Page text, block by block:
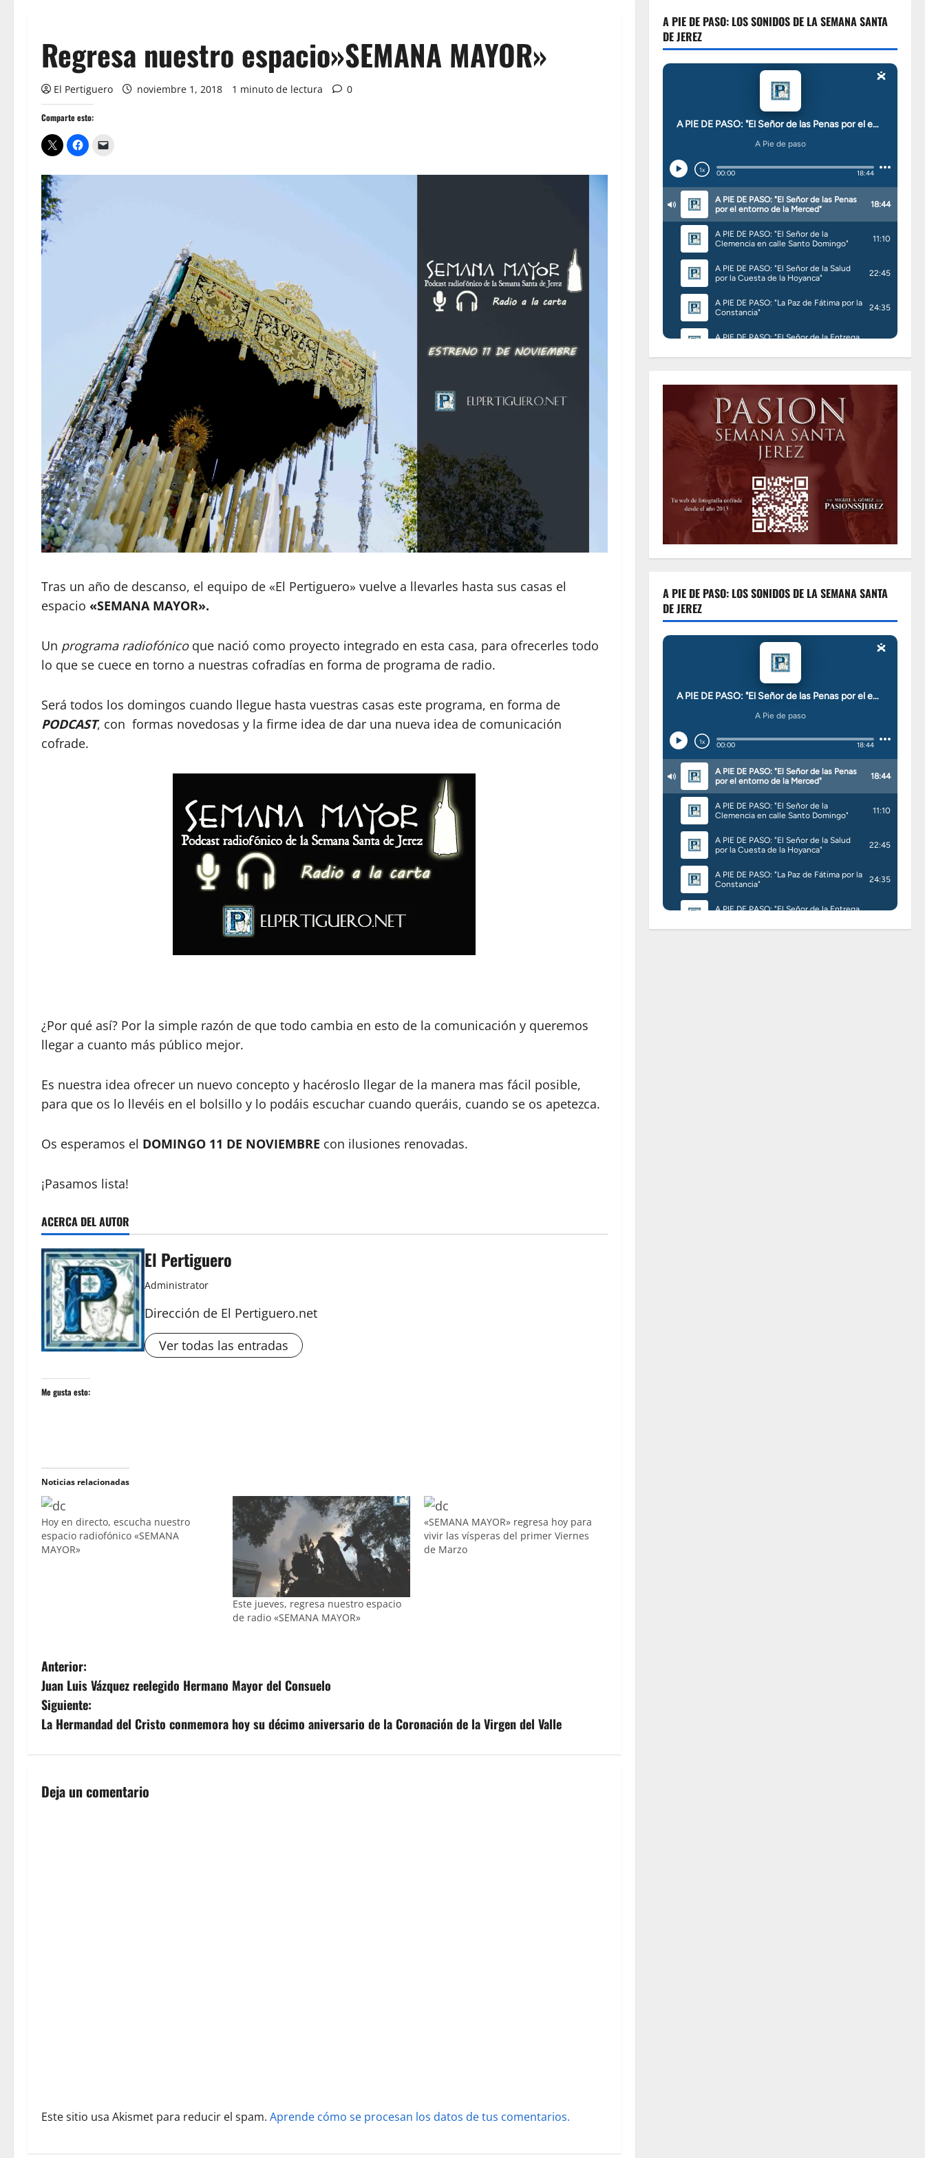
Regresa nuestro espacio»SEMANA MAYOR»
El Pertiguero noviembre 1, 2018 1 minuto de lectura 0
Comparte esto:
Tras un año de descanso, el equipo de «El Pertiguero» vuelve a llevarles hasta sus casas el
espacio «SEMANA MAYOR».
Un programa radiofónicoque nació como proyecto integrado en esta casa, para ofrecerles todo
lo que se cuece en torno a nuestras cofradías en forma de programa de radio.
Será todos los domingos cuando llegue hasta vuestras casas este programa, en forma de
PODCAST, con formas novedosas y la firme idea de dar una nueva idea de comunicación
cofrade.
¿Por qué así? Por la simple razón de que todo cambia en esto de la comunicación y queremos
llegar a cuanto más público mejor.
Es nuestra idea ofrecer un nuevo concepto y hacéroslo llegar de la manera mas fácil posible,
para que os lo llevéis en el bolsillo y lo podáis escuchar cuando queráis, cuando se os apetezca.
Os esperamos el DOMINGO 11 DE NOVIEMBRE con ilusiones renovadas.
¡Pasamos lista!
ACERCA DEL AUTOR
El Pertiguero
Administrator
Dirección de El Pertiguero.net
Ver todas las entradas
Me gusta esto:
Noticias relacionadas
Hoy en directo, escucha nuestro
espacio radiofónico «SEMANA
MAYOR»
Este jueves, regresa nuestro espacio
de radio «SEMANA MAYOR»
«SEMANA MAYOR» regresa hoy para
vivir las vísperas del primer Viernes
de Marzo
N
a
v
g
Anterior:
Juan Luis Vázquez reelegido Hermano Mayor del Consuelo
Siguiente:
La Hermandad del Cristo conmemora hoy su décimo aniversario de la Coronación de la Virgen del Valle
Deja un comentario
Este sitio usa Akismet para reducir el spam. Aprende cómo se procesan los datos de tus comentarios.
A PIE DE PASO: LOS SONIDOS DE LA SEMANA SANTA
DE JEREZ
A PIE DE PASO: LOS SONIDOS DE LA SEMANA SANTA
DE JEREZ